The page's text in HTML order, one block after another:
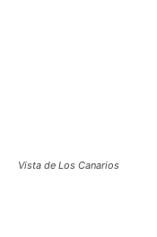
Vista de Los Canarios